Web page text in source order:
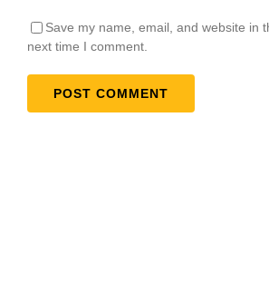
Save my name, email, and website in
next time I comment.